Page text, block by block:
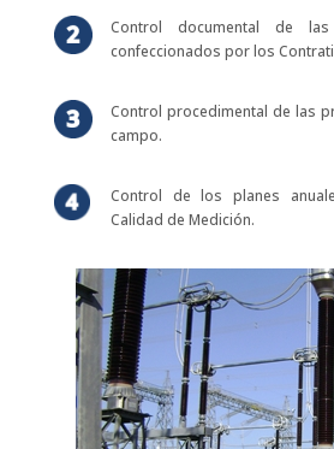
Control documental de
confeccionados por los
Control procedimental de las
campo.
Control de los planes
Calidad de Medición.